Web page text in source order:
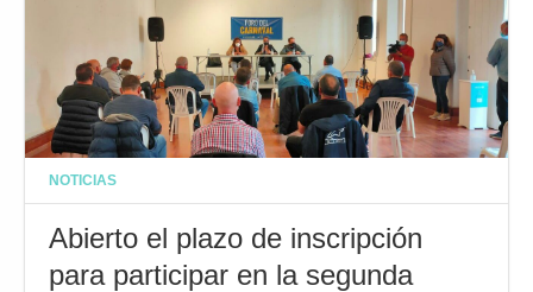
NOTICIAS
Abierto el plazo de inscripción
para participar en la segunda